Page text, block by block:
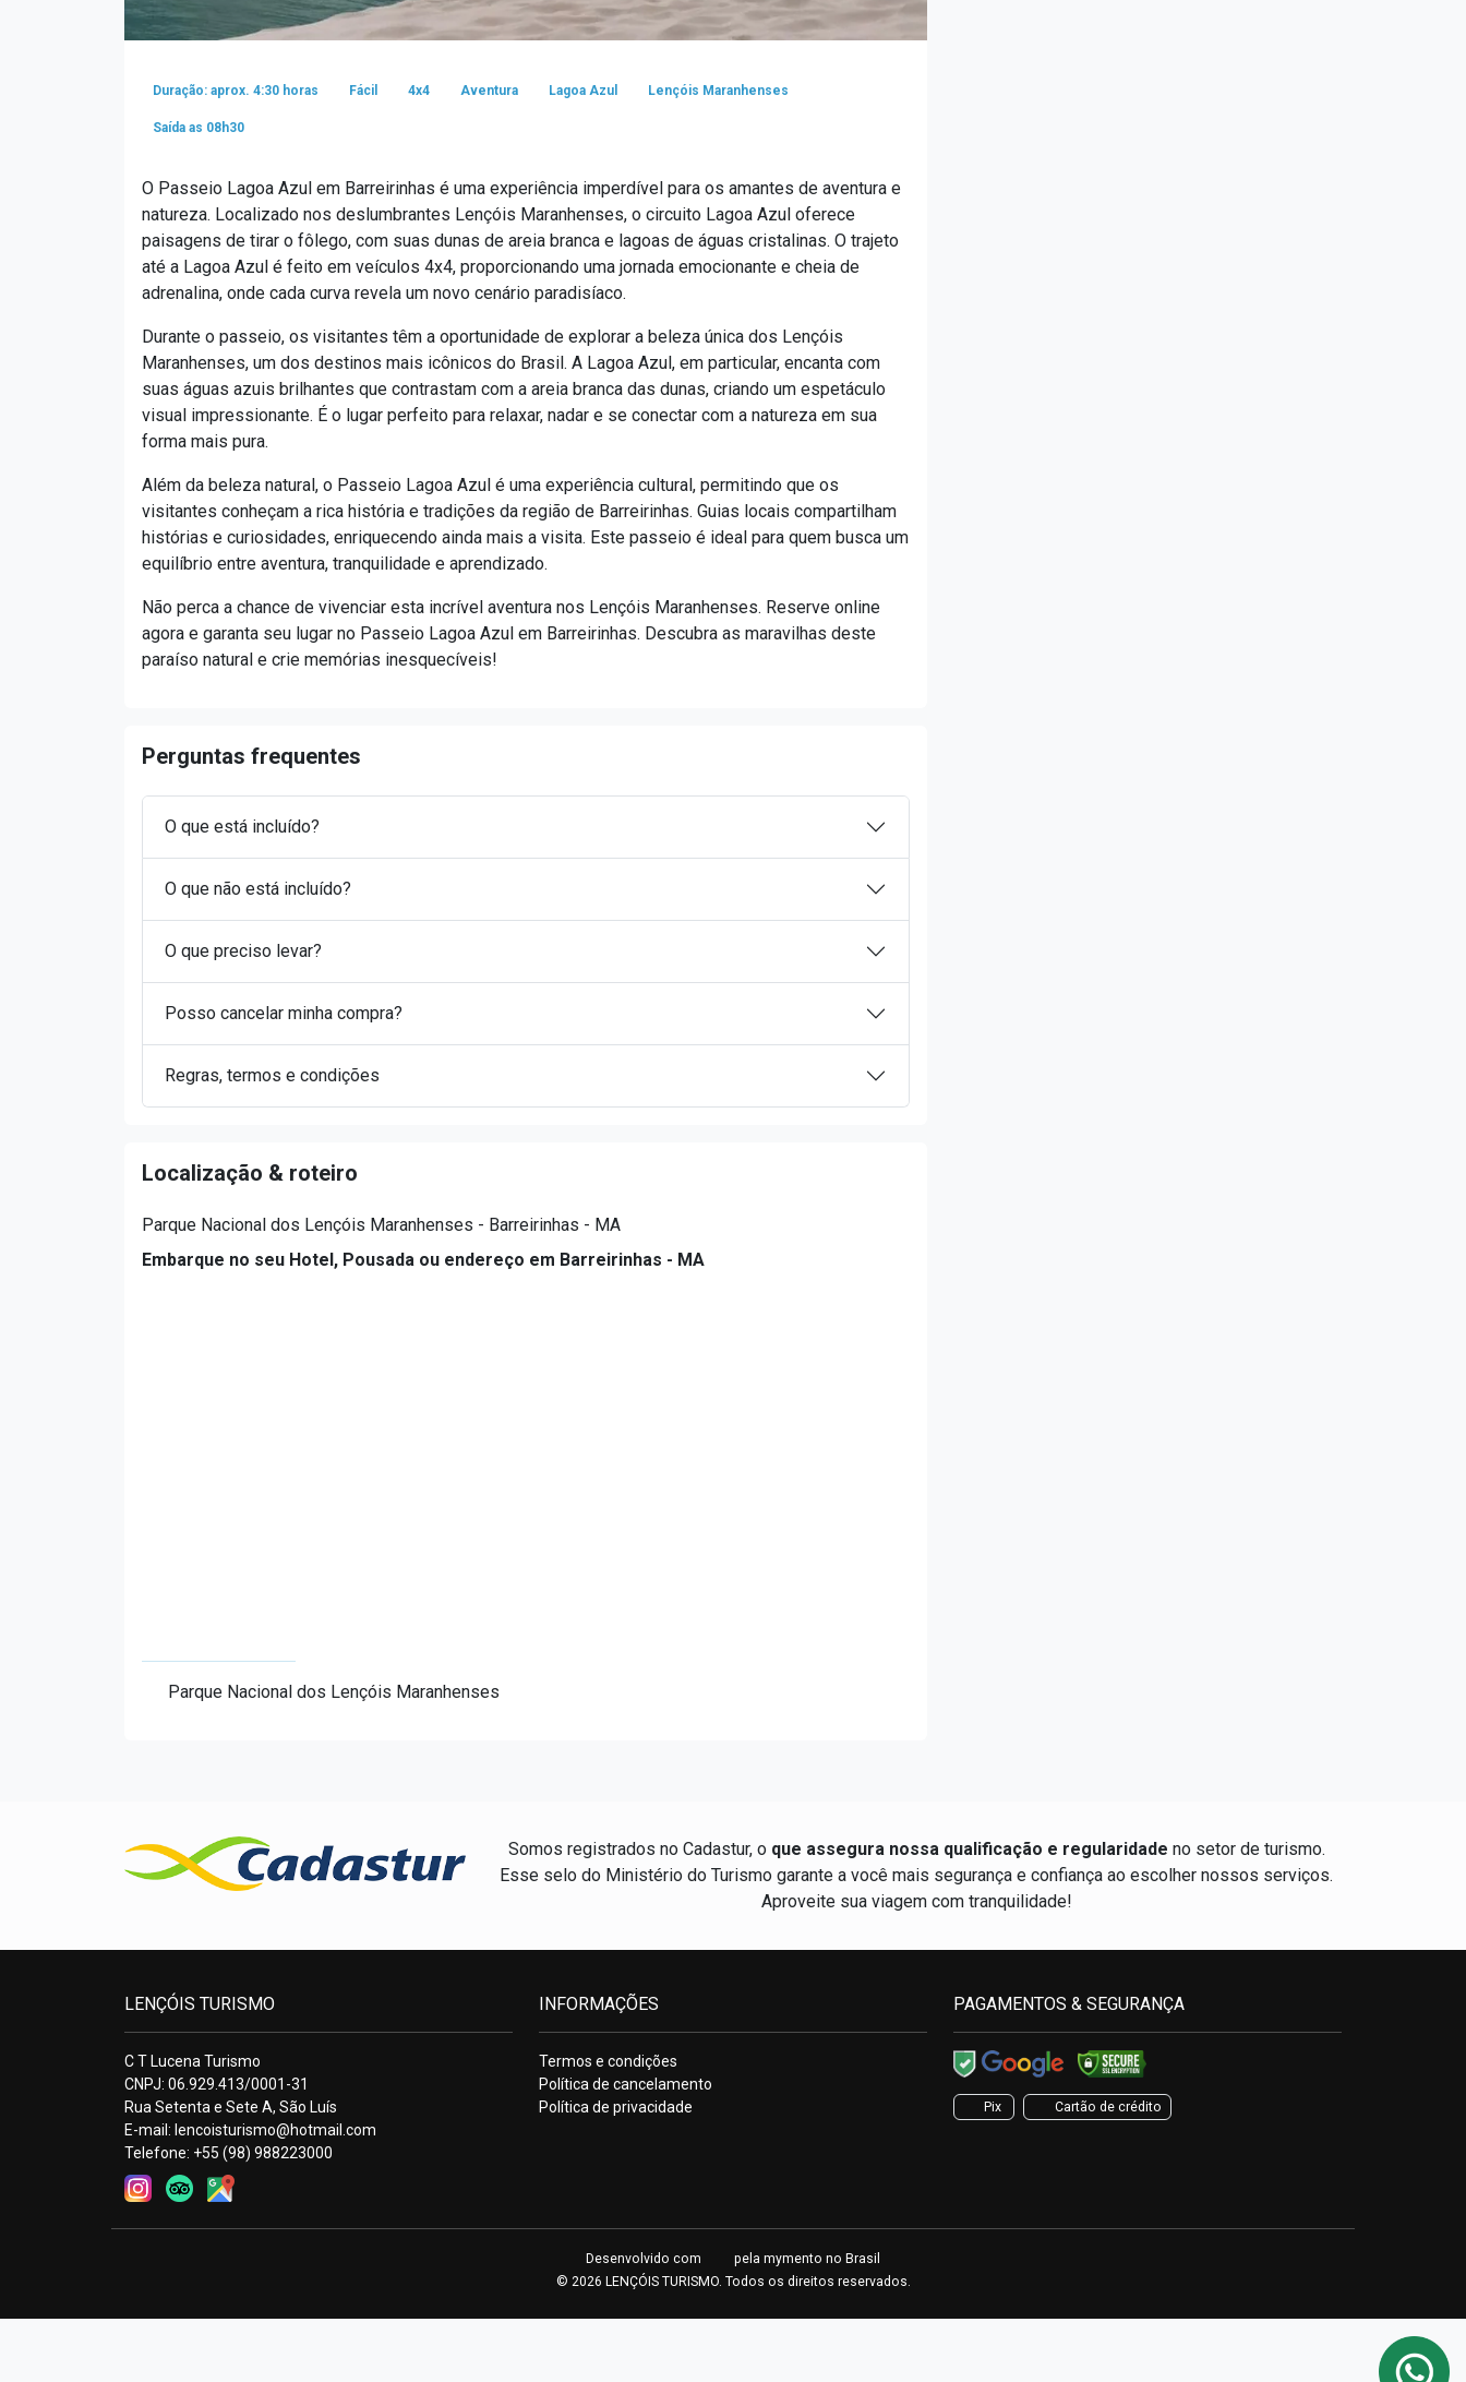
Duração: aprox. 4:30 horas Fácil 4x4 Aventura Lagoa Azul Lençóis Maranhenses
Saída as 08h30
O Passeio Lagoa Azul em Barreirinhas é uma experiência imperdível para os amantes de aventura e
natureza. Localizado nos deslumbrantes Lençóis Maranhenses, o circuito Lagoa Azul oferece
paisagens de tirar o fôlego, com suas dunas de areia branca e lagoas de águas cristalinas. O trajeto
até a Lagoa Azul é feito em veículos 4x4, proporcionando uma jornada emocionante e cheia de
adrenalina, onde cada curva revela um novo cenário paradisíaco.
Durante o passeio, os visitantes têm a oportunidade de explorar a beleza única dos Lençóis
Maranhenses, um dos destinos mais icônicos do Brasil. A Lagoa Azul, em particular, encanta com
suas águas azuis brilhantes que contrastam com a areia branca das dunas, criando um espetáculo
visual impressionante. É o lugar perfeito para relaxar, nadar e se conectar com a natureza em sua
forma mais pura.
Além da beleza natural, o Passeio Lagoa Azul é uma experiência cultural, permitindo que os
visitantes conheçam a rica história e tradições da região de Barreirinhas. Guias locais compartilham
histórias e curiosidades, enriquecendo ainda mais a visita. Este passeio é ideal para quem busca um
equilíbrio entre aventura, tranquilidade e aprendizado.
Não perca a chance de vivenciar esta incrível aventura nos Lençóis Maranhenses. Reserve online
agora e garanta seu lugar no Passeio Lagoa Azul em Barreirinhas. Descubra as maravilhas deste
paraíso natural e crie memórias inesquecíveis!
Perguntas frequentes
O que está incluído?
O que não está incluído?
O que preciso levar?
Posso cancelar minha compra?
Regras, termos e condições
Localização & roteiro
Parque Nacional dos Lençóis Maranhenses - Barreirinhas - MA
Embarque no seu Hotel, Pousada ou endereço em Barreirinhas - MA
Parque Nacional dos Lençóis Maranhenses
Somos registrados no Cadastur, o que assegura nossa qualificação e regularidade no setor de turismo.
Esse selo do Ministério do Turismo garante a você mais segurança e confiança ao escolher nossos serviços.
Aproveite sua viagem com tranquilidade!
LENÇÓIS TURISMO
C T Lucena Turismo
CNPJ: 06.929.413/0001-31
Rua Setenta e Sete A, São Luís
E-mail: lencoisturismo@hotmail.com
Telefone: +55 (98) 988223000
INFORMAÇÕES
Termos e condições
Política de cancelamento
Política de privacidade
PAGAMENTOS & SEGURANÇA
Pix Cartão de crédito
Desenvolvido com pela mymento no Brasil
© 2026 LENÇÓIS TURISMO. Todos os direitos reservados.